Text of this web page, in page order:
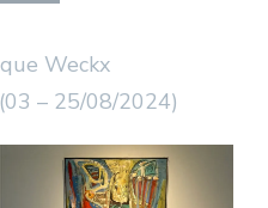
Weckx
– 25/08/2024)